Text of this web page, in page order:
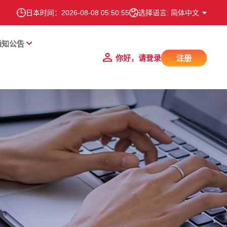
日本时间： 2026-08-08 05:50:55 选择语言: 简体中文
知公告
你好，请登录
注册